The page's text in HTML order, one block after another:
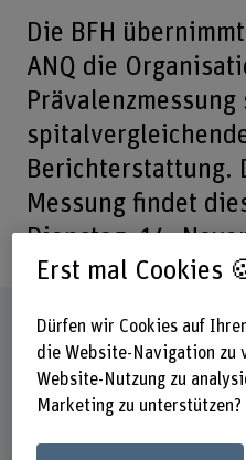
Die BFH
ANQ die
Berichterstattung.
Messung findet
Dienstag, 14.
Steckbrief
Beteiligte Departemente
Gesundheit
Erst mal Cookies
Dürfen wir Cookies auf
die Website-Navigation zu
Website-Nutzung zu
Marketing zu unterstützen?